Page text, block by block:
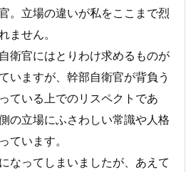
。立場の違いが私をここまで烈
ません。
衛官にはとりわけ求めるものが
いますが、幹部自衛官が背負う
ている上でのリスペクトであ
の立場にふさわしい常識や人格
ています。
なってしまいましたが、あえて